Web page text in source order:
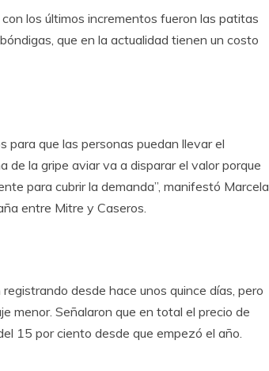
los últimos incrementos fueron las patitas
que en la actualidad tienen un costo
para que las personas puedan llevar el
de la gripe aviar va a disparar el valor porque
para cubrir la demanda”, manifestó Marcela
entre Mitre y Caseros.
desde hace unos quince días, pero
menor. Señalaron que en total el precio de
15 por ciento desde que empezó el año.